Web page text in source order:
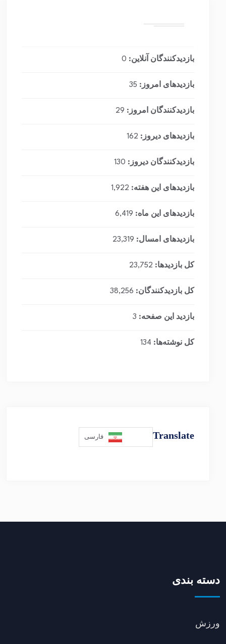
بازدیدکنندگان آنلاین: 0
بازدیدهای امروز: 35
بازدیدکنندگان امروز: 29
بازدیدهای دیروز: 162
بازدیدکنندگان دیروز: 130
بازدیدهای این هفته: 1,922
بازدیدهای این ماه: 6,419
بازدیدهای امسال: 23,319
کل بازدیدها: 23,752
کل بازدیدکنند‌گان: 38,256
بازدید این صفحه: 3
کل نوشته‌ها: 134
Translate فارسی
دسته بندی
ورزش